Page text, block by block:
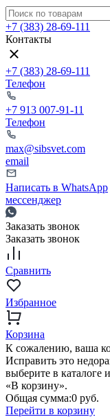
+7 (383) 28-69-111
Контакты
+7 (383) 28-69-111
Телефон
+7 913 007-91-11
Телефон
max@sibsvet.com
email
Написать в WhatsApp
мессенджер
Заказать звонок
Заказать звонок
Сравнить
Избранное
Корзина
К сожалению, ваша
Исправить это
выберите в
«В корзину».
Общая сумма:0 руб.
Перейти в корзину